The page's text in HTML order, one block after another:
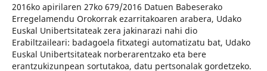
2016ko apirilaren 27ko 679/2016 Datuen Babeserako
Erregelamendu Orokorrak ezarritakoaren arabera, Udako
Euskal Unibertsitateak zera jakinarazi nahi dio
Erabiltzaileari: badagoela fitxategi automatizatu bat, Udako
Euskal Unibertsitateak norberarentzako eta bere
erantzukizunpean sortutakoa, datu pertsonalak gordetzeko.